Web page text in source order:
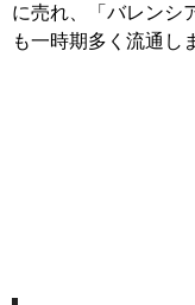
に売れ、「バレンシ
も一時期多く流通し